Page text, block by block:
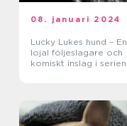
08. januari 2024
Lucky Lukes hund – En
lojal följeslagare och
komiskt inslag i serien